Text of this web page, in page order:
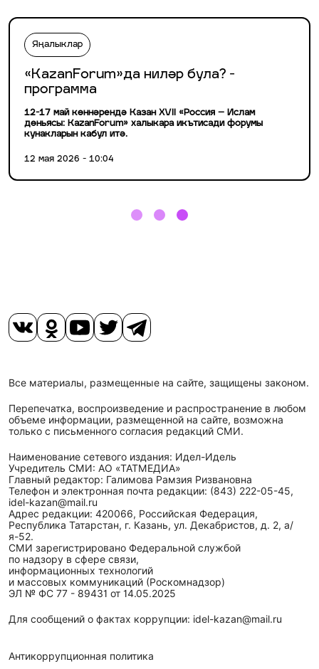
Яңалыклар
«KazanForum»да ниләр була? -
программа
12-17 май көннәрендә Казан XVII «Россия – Ислам
дөньясы: KazanForum» халыкара икътисади форумы
кунакларын кабул итә.
12 мая 2026 - 10:04
Все материалы, размещенные на сайте, защищены законом.
Перепечатка, воспроизведение и распространение в любом
объеме информации, размещенной на сайте, возможна
только с письменного согласия редакций СМИ.
Наименование сетевого издания: Идел-Идель
Учредитель СМИ: АО «ТАТМЕДИА»
Главный редактор: Галимова Рамзия Ризвановна
Телефон и электронная почта редакции: (843) 222-05-45,
idel-kazan@mail.ru
Адрес редакции: 420066, Российская Федерация,
Республика Татарстан, г. Казань, ул. Декабристов, д. 2, а/
я-52.
СМИ зарегистрировано Федеральной службой
по надзору в сфере связи,
информационных технологий
и массовых коммуникаций (Роскомнадзор)
ЭЛ № ФС 77 - 89431 от 14.05.2025
Для сообщений о фактах коррупции: idel-kazan@mail.ru
Антикоррупционная политика